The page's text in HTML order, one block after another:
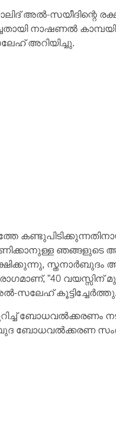
അൽ-സയീദിന്റെ
നാഷണൽ
അറിയിച്ചു.
സ്തനാർബുദം
”40 വയസ്സിന്
സലേഹ് കൂട്ടിച്ചേർത്തു.
ബോധവൽക്കരണം
ബോധവൽക്കരണ